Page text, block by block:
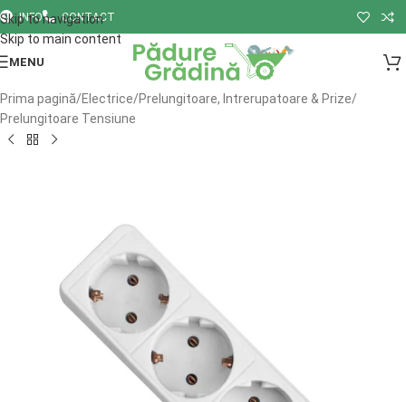
Skip to navigation
Skip to main content
INFO CONTACT
MENU
Prima pagină/Electrice/Prelungitoare, Intrerupatoare & Prize/
Prelungitoare Tensiune